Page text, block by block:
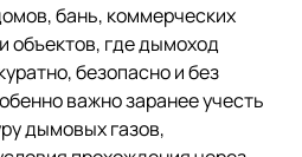
бань, коммерческих
объектов, где дымоход
безопасно и без
важно заранее учесть
дымовых газов,